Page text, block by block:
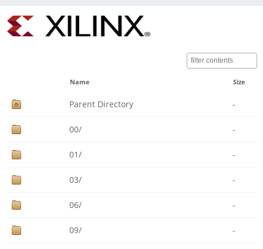
Name Size
Parent Directory -
00/ -
01/ -
03/ -
06/ -
09/ -